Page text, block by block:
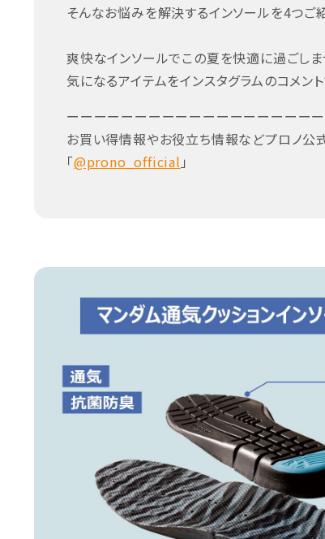
そんなお悩みを解決するインソールを4つご
爽快なインソールでこの夏を快適に過ごし
気になるアイテムをインスタグラムのコメン
ーーーーーーーーーーーーーーーーーー
お買い得情報やお役立ち情報などプロノ公
「@prono_official 」